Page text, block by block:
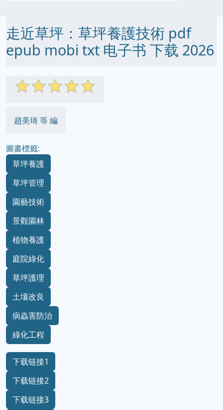
走近草坪：草坪養護技術 pdf
epub mobi txt 电子书 下载 2026
☆☆☆☆☆
趙美琦 等 編
圖書標籤:
草坪養護
草坪管理
園藝技術
景觀園林
植物養護
庭院綠化
草坪護理
土壤改良
病蟲害防治
綠化工程
下载链接1
下载链接2
下载链接3